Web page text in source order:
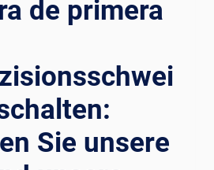
I
N
de primera
Sie unsere